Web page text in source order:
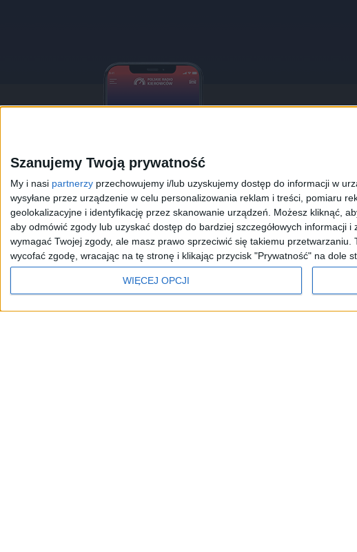
Szanujemy Twoją prywatność
My i nasi partnerzy przechowujemy i/lub uzyskujemy dostęp do informacji w
wysyłane przez urządzenie w celu personalizowania reklam i treści, pomiaru
geolokalizacyjne i identyfikację przez skanowanie urządzeń. Możesz kliknąć,
aby odmówić zgody lub uzyskać dostęp do bardziej szczegółowych informacji
wymagać Twojej zgody, ale masz prawo sprzeciwić się takiemu
wycofać zgodę, wracając na tę stronę i klikając przycisk "Prywatność" na dole
WIĘCEJ OPCJI
Słuchaj na żywo
otrzymuj
pozdrowienia z trasy...